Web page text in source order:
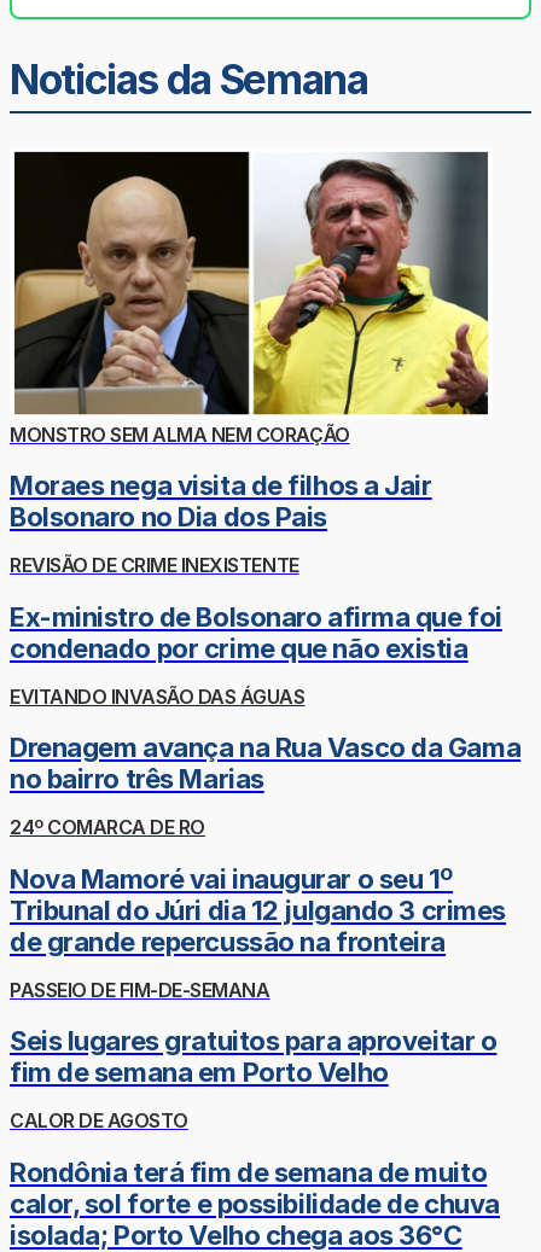
Noticias da Semana
MONSTRO SEM ALMA NEM CORAÇÃO
Moraes nega visita de filhos a Jair
Bolsonaro no Dia dos Pais
REVISÃO DE CRIME INEXISTENTE
Ex-ministro de Bolsonaro afirma que foi
condenado por crime que não existia
EVITANDO INVASÃO DAS ÁGUAS
Drenagem avança na Rua Vasco da Gama
no bairro três Marias
24º COMARCA DE RO
Nova Mamoré vai inaugurar o seu 1º
Tribunal do Júri dia 12 julgando 3 crimes
de grande repercussão na fronteira
PASSEIO DE FIM-DE-SEMANA
Seis lugares gratuitos para aproveitar o
fim de semana em Porto Velho
CALOR DE AGOSTO
Rondônia terá fim de semana de muito
calor, sol forte e possibilidade de chuva
isolada; Porto Velho chega aos 36°C